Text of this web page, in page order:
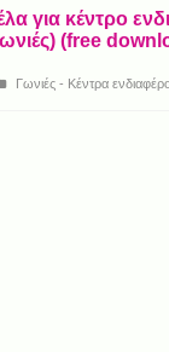
για κέντρο
(free
Γωνιές - Κέντρα